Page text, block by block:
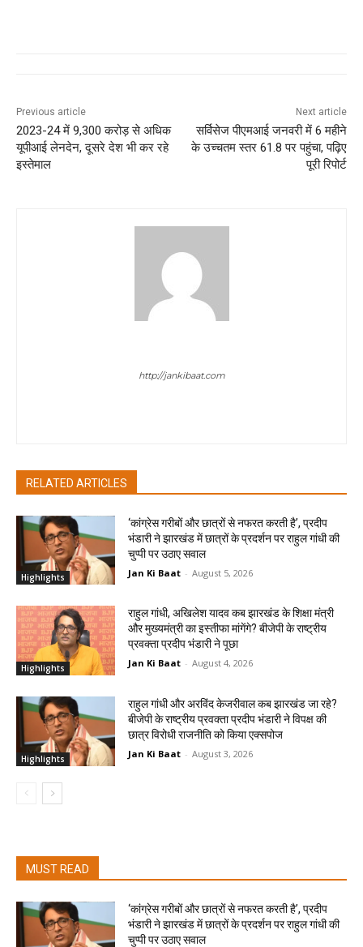
Previous article
2023-24 में 9,300 करोड़ से अधिक
यूपीआई लेनदेन, दूसरे देश भी कर रहे
इस्तेमाल
Next article
सर्विसेज पीएमआई जनवरी में 6 महीने
के उच्चतम स्तर 61.8 पर पहुंचा, पढ़िए
पूरी रिपोर्ट
http://jankibaat.com
RELATED ARTICLES
Highlights
‘कांग्रेस गरीबों और छात्रों से नफरत करती है’, प्रदीप
भंडारी ने झारखंड में छात्रों के प्रदर्शन पर राहुल गांधी की
चुप्पी पर उठाए सवाल
Jan Ki Baat - August 5, 2026
Highlights
राहुल गांधी, अखिलेश यादव कब झारखंड के शिक्षा मंत्री
और मुख्यमंत्री का इस्तीफा मांगेंगे? बीजेपी के राष्ट्रीय
प्रवक्ता प्रदीप भंडारी ने पूछा
Jan Ki Baat - August 4, 2026
Highlights
राहुल गांधी और अरविंद केजरीवाल कब झारखंड जा रहे?
बीजेपी के राष्ट्रीय प्रवक्ता प्रदीप भंडारी ने विपक्ष की
छात्र विरोधी राजनीति को किया एक्सपोज
Jan Ki Baat - August 3, 2026
MUST READ
‘कांग्रेस गरीबों और छात्रों से नफरत करती है’, प्रदीप
भंडारी ने झारखंड में छात्रों के प्रदर्शन पर राहुल गांधी की
चुप्पी पर उठाए सवाल